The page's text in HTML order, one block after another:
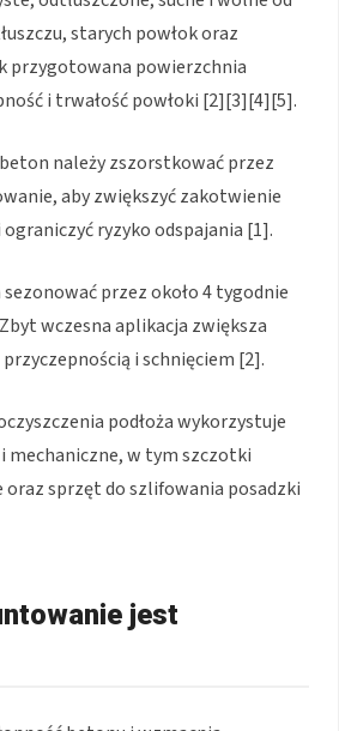
starych powłok oraz
przygotowana powierzchnia
i trwałość powłoki [2][3][4][5].
należy zszorstkować przez
aby zwiększyć zakotwienie
ryzyko odspajania [1].
przez około 4 tygodnie
wczesna aplikacja zwiększa
i schnięciem [2].
podłoża wykorzystuje
mechaniczne, w tym szczotki
oraz sprzęt do szlifowania posadzki
jest